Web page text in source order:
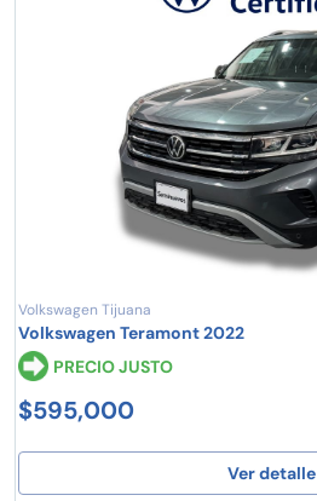
Volkswagen Tijuana
Volkswagen Teramont 2022
PRECIO JUSTO
$595,000
Ver detalle